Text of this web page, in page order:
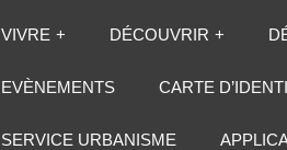
VIVRE DÉCOUVRIR
EVÈNEMENTS CARTE
SERVICE URBANISME